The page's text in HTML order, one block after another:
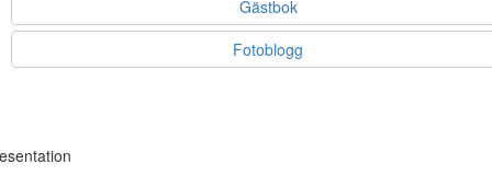
Gästbok
Fotoblogg